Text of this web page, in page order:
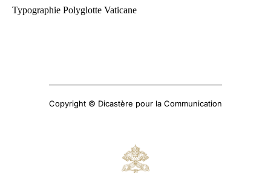
Typographie Polyglotte Vaticane
Copyright © Dicastère pour la Communication